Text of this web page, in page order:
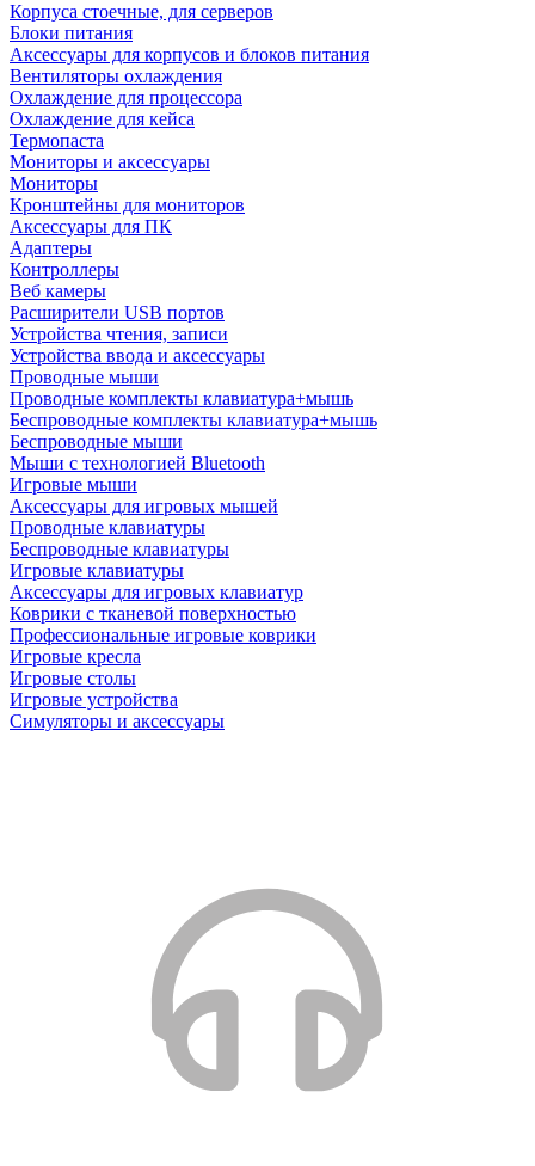
Корпуса стоечные, для серверов
Блоки питания
Аксессуары для корпусов и блоков питания
Вентиляторы охлаждения
Охлаждение для процессора
Охлаждение для кейса
Термопаста
Мониторы и аксессуары
Мониторы
Кронштейны для мониторов
Аксессуары для ПК
Адаптеры
Контроллеры
Веб камеры
Расширители USB портов
Устройства чтения, записи
Устройства ввода и аксессуары
Проводные мыши
Проводные комплекты клавиатура+мышь
Беспроводные комплекты клавиатура+мышь
Беспроводные мыши
Мыши с технологией Bluetooth
Игровые мыши
Аксессуары для игровых мышей
Проводные клавиатуры
Беспроводные клавиатуры
Игровые клавиатуры
Аксессуары для игровых клавиатур
Коврики с тканевой поверхностью
Профессиональные игровые коврики
Игровые кресла
Игровые столы
Игровые устройства
Симуляторы и аксессуары